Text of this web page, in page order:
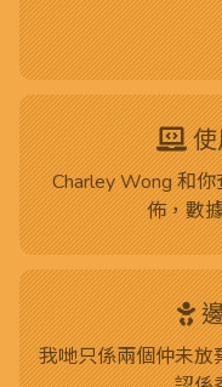
使
Charley Wong 和你
佈，數
我哋只係兩個仲未放